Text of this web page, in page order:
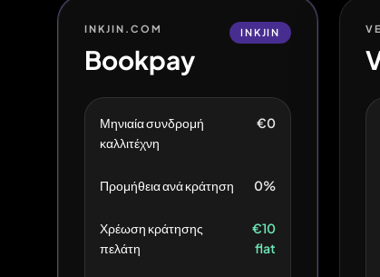
INKJIN.COM
Bookpay
INKJIN
Μηνιαία συνδρομή
καλλιτέχνη
€0
Προμήθεια ανά κράτηση 0%
Χρέωση κράτησης
πελάτη
€10
flat